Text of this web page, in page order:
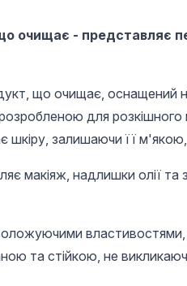
очищає - представляє
що очищає, оснащений
для
шкіру, залишаючи її
макіяж, надлишки олії та
та стійкою, не